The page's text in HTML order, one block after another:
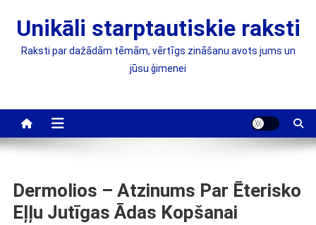
Unikāli starptautiskie raksti
Raksti par dažādām tēmām, vērtīgs zināšanu avots jums un
jūsu ģimenei
Dermolios – Atzinums Par Ēterisko
Eļļu Jutīgas Ādas Kopšanai